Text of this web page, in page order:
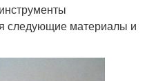
следующие материалы и